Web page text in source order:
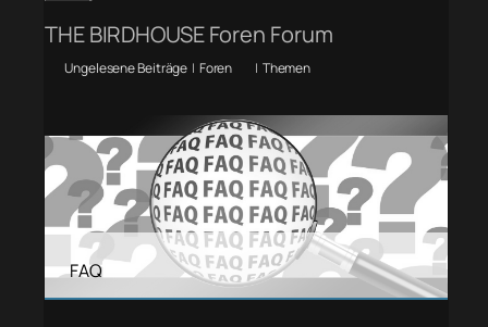
THE BIRDHOUSE Foren Forum
Ungelesene Beiträge | Foren | Themen
FAQ